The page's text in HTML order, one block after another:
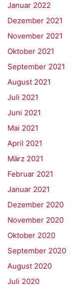
Januar 2022
Dezember 2021
November 2021
Oktober 2021
September 2021
August 2021
Juli 2021
Juni 2021
Mai 2021
April 2021
März 2021
Februar 2021
Januar 2021
Dezember 2020
November 2020
Oktober 2020
September 2020
August 2020
Juli 2020